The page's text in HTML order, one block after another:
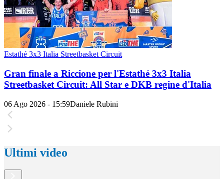
Estathé 3x3 Italia Streetbasket Circuit
Gran finale a Riccione per l'Estathé 3x3 Italia
Streetbasket Circuit: All Star e DKB regine d'Italia
06 Ago 2026 - 15:59Daniele Rubini
Ultimi video